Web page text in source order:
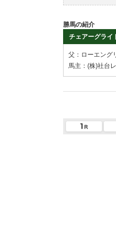
勝馬の紹介
チェアーグライ
父：ローエング
馬主：(株)社台